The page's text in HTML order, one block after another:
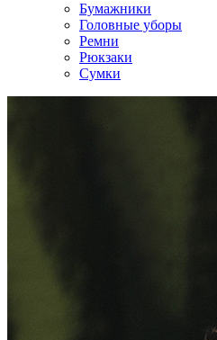
Бумажники
Головные уборы
Ремни
Рюкзаки
Сумки